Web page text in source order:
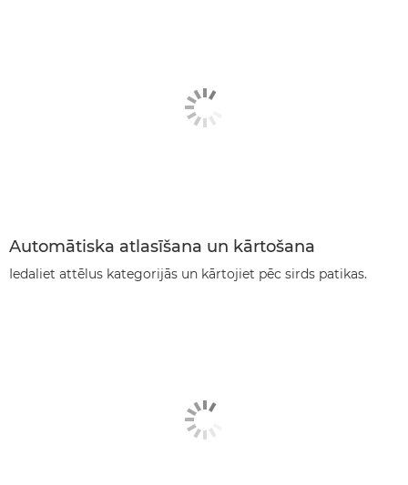
Automātiska atlasīšana un kārtošana
Iedaliet attēlus kategorijās un kārtojiet pēc sirds patikas.